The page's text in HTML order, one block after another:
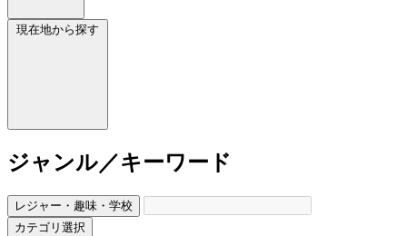
現在地から探す
ジャンル／キーワード
レジャー・趣味・学校
カテゴリ選択